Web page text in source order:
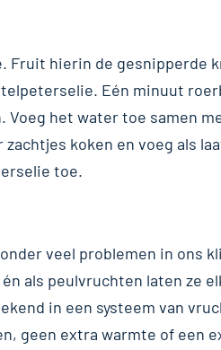
Fruit hierin de gesnipperde
Eén minuut
Voeg het water toe samen
zachtjes koken en voeg als
toe.
veel problemen in ons
als peulvruchten laten ze
in een systeem van
geen extra warmte of een